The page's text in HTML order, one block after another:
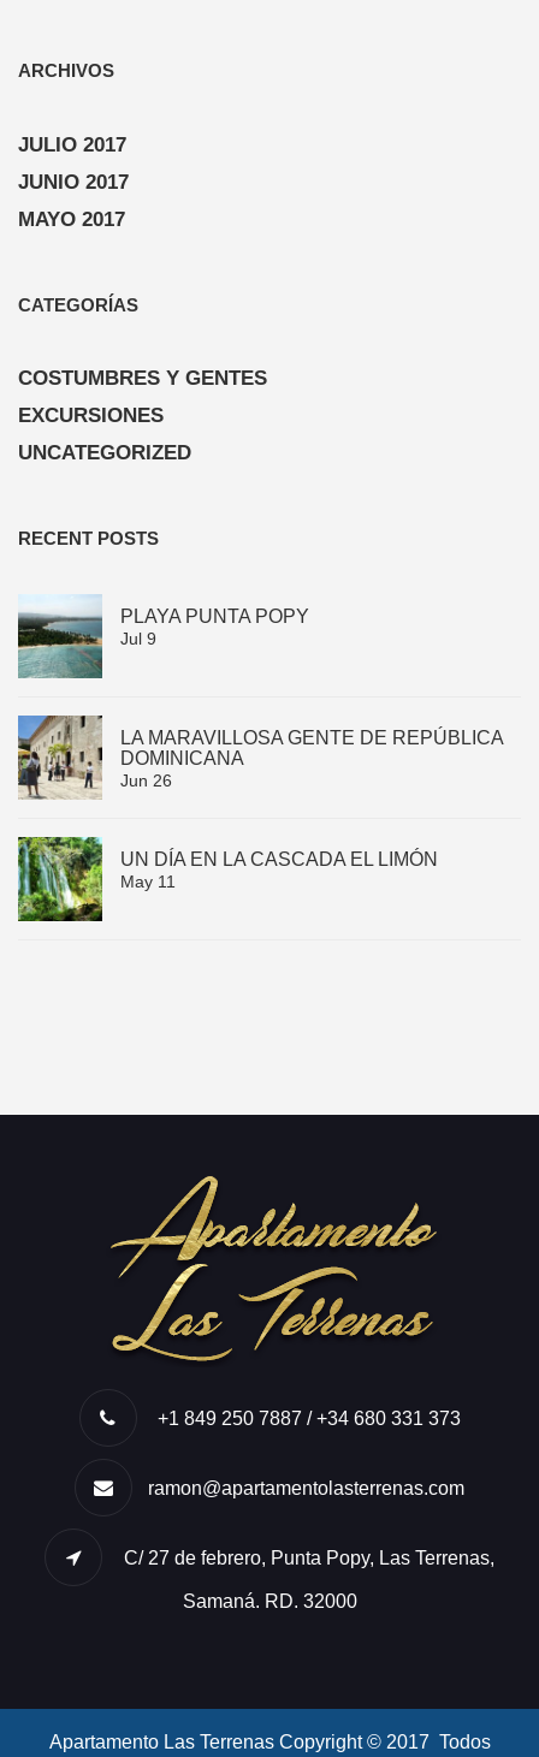
ARCHIVOS
JULIO 2017
JUNIO 2017
MAYO 2017
CATEGORÍAS
COSTUMBRES Y GENTES
EXCURSIONES
UNCATEGORIZED
RECENT POSTS
PLAYA PUNTA POPY
Jul 9
LA MARAVILLOSA GENTE DE REPÚBLICA
DOMINICANA
Jun 26
UN DÍA EN LA CASCADA EL LIMÓN
May 11
+1 849 250 7887 / +34 680 331 373
ramon@apartamentolasterrenas.com
C/ 27 de febrero, Punta Popy, Las Terrenas,
Samaná. RD. 32000
Apartamento Las Terrenas Copyright © 2017 Todos